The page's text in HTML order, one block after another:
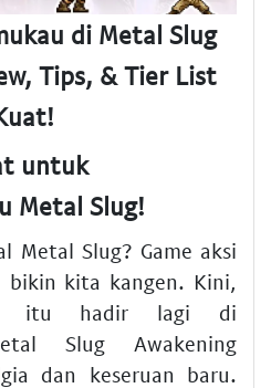
di Metal Slug
Tips, & Tier List
untuk
Metal Slug!
Metal Slug? Game aksi
bikin kita kangen. Kini,
itu hadir lagi di
Slug Awakening
dan keseruan baru.